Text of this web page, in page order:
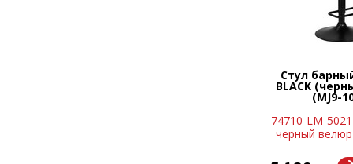
Стул
BLACK
(MJ9-
74710-LM-
черный велюр